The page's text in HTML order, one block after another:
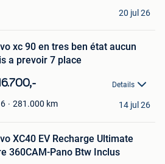
20 jul 26
xc 90 en tres ben état aucun
a prevoir 7 place
Details
281.000 km 14 jul 26
XC40 EV Recharge Ultimate
360CAM-Pano Btw Inclus